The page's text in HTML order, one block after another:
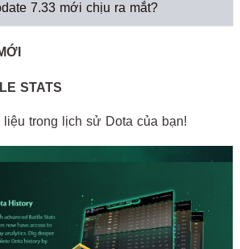
7.33 mới chịu ra mắt?
STATS
trong lịch sử Dota của bạn!